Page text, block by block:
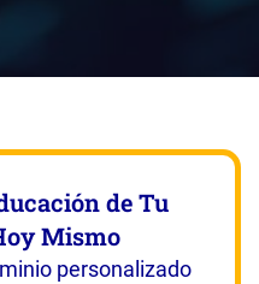
de Tu
Mismo
personalizado